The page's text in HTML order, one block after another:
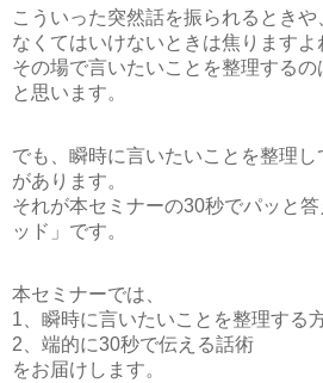
こういった突然話を振られるとき
なくてはいけないときは焦りますよ
その場で言いたいことを整理する
と思います。
でも、瞬時に言いたいことを整理
があります。
それが本セミナーの30秒でパッと
ッド」 です。
本セミナーでは、
1、瞬時に言いたいことを整理する
2、端的に30秒で伝える話術
をお届けします。